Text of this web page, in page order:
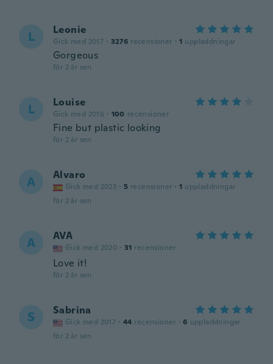
L Leonie
Gick med 2017 · 3276 recensioner · 1 uppladdningar
Gorgeous
för 2 år sen
L Louise
Gick med 2016 · 100 recensioner
Fine but plastic looking
för 2 år sen
A Alvaro
Gick med 2023 · 5 recensioner · 1 uppladdningar
för 2 år sen
A AVA
Gick med 2020 · 31 recensioner
Love it!
för 2 år sen
S Sabrina
Gick med 2017 · 44 recensioner · 6 uppladdningar
för 2 år sen